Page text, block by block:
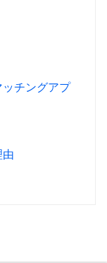
チングアプ